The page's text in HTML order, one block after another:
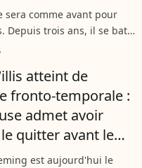
sera comme avant pour
Depuis trois ans, il se bat
neuro-
Emma Heming en premier
atteint de
fronto-temporale :
admet avoir
quitter avant le
est aujourd'hui le